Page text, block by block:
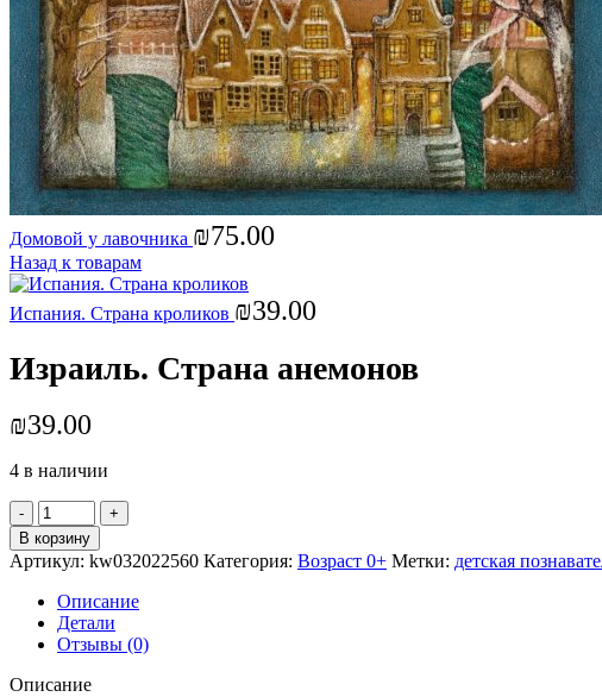
Домовой у лавочника ₪75.00
Назад к товарам
Испания. Страна кроликов ₪39.00
Израиль. Страна анемонов
₪39.00
4 в наличии
Количество
товара
Израиль.
Страна
анемонов
В корзину
Артикул: kw032022560 Категория: Возраст 0+ Метки: детская
Описание
Детали
Отзывы (0)
Описание